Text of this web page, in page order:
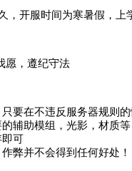
开服时间为寒暑假，上
愿，遵纪守法
要在不违反服务器规则的
辅助模组，光影，材质等
即可
弊并不会得到任何好处！